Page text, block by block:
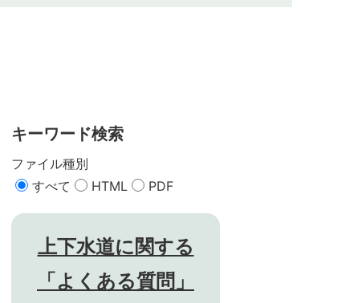
キーワード検索
ファイル種別
すべて
HTML PDF
上下水道に関する
「よくある質問」